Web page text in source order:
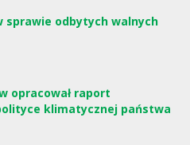
sprawie odbytych walnych
opracował raport
klimatycznej państwa